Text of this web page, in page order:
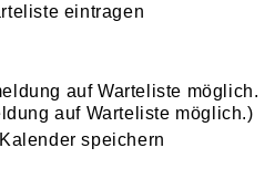
eintragen
auf Warteliste möglich.)
speichern